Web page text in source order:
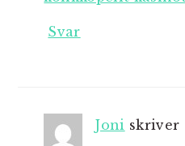
Svar
Joni skriver